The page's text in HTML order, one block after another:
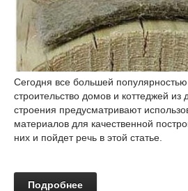
Сегодня все большей популярностью
строительство домов и коттеджей из
строения предусматривают
материалов для качественной
них и пойдет речь в этой статье.
Подробнее